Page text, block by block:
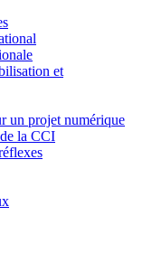
et
un projet numérique
la CCI